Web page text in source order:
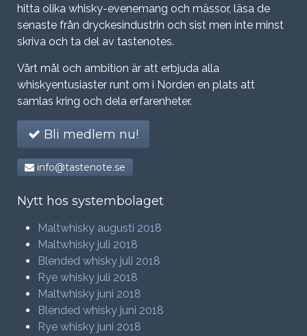
hitta olika whisky-evenemang och mässor, läsa de
senaste från dryckesindustrin och sist men inte minst
skriva och ta del av tastenotes.
Vårt mål och ambition är att erbjuda alla
whiskyentusiaster runt om i Norden en plats att
samlas kring och dela erfarenheter.
Bli medlem nu!
info@tastenote.se
Nytt hos systembolaget
Maltwhisky augusti 2018
Maltwhisky juli 2018
Blended whisky juli 2018
Rye whisky juli 2018
Maltwhisky juni 2018
Blended whisky juni 2018
Rye whisky juni 2018